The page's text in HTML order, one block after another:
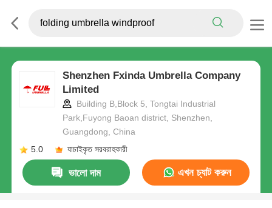
Shenzhen Fxinda Umbrella Company
Limited
Building B,Block 5, Tongtai Industrial
Park,Fuyong Baoan district, Shenzhen,
Guangdong, China
5.0
যাচাইকৃত সরবরাহকারী
ভালো দাম এখন চ্যাট করুন